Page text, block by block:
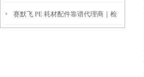
赛默飞 PE 耗材配件靠谱代理商｜检